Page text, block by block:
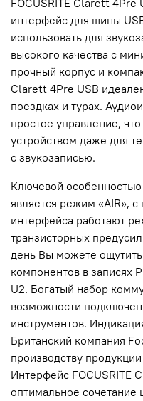
FOCUSRITE Clarett
интерфейс для шины
использовать для
высокого качества с
прочный корпус и
Clarett 4Pre USB
поездках и турах.
простое управление,
устройством даже для
с звукозаписью.
Ключевой
является режим «AIR»,
интерфейса работают
транзисторных
день Вы можете ощутить
компонентов в записях
U2. Богатый набор
возможности
инструментов.
Британский компания
производству
Интерфейс FOCUSRITE
оптимальное сочетание